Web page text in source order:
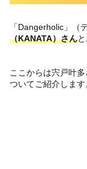
「Dangerholic」（
（KANATA）さん
ここからは宍戸叶
ついてご紹介します